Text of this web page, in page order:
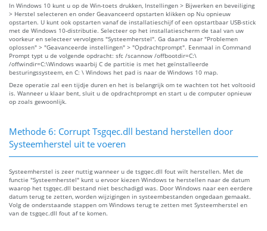
In Windows 10 kunt u op de Win-toets drukken, Instellingen > Bijwerken en beveiliging
> Herstel selecteren en onder Geavanceerd opstarten klikken op Nu opnieuw
opstarten. U kunt ook opstarten vanaf de installatieschijf of een opstartbaar USB-stick
met de Windows 10-distributie. Selecteer op het installatiescherm de taal van uw
voorkeur en selecteer vervolgens "Systeemherstel". Ga daarna naar "Problemen
oplossen" > "Geavanceerde instellingen" > "Opdrachtprompt". Eenmaal in Command
Prompt typt u de volgende opdracht: sfc /scannow /offbootdir=C:\
/offwindir=C:\Windows waarbij C de partitie is met het geïnstalleerde
besturingssysteem, en C: \ Windows het pad is naar de Windows 10 map.
Deze operatie zal een tijdje duren en het is belangrijk om te wachten tot het voltooid
is. Wanneer u klaar bent, sluit u de opdrachtprompt en start u de computer opnieuw
op zoals gewoonlijk.
Methode 6: Corrupt Tsgqec.dll bestand herstellen door
Systeemherstel uit te voeren
Systeemherstel is zeer nuttig wanneer u de tsgqec.dll fout wilt herstellen. Met de
functie "Systeemherstel" kunt u ervoor kiezen Windows te herstellen naar de datum
waarop het tsgqec.dll bestand niet beschadigd was. Door Windows naar een eerdere
datum terug te zetten, worden wijzigingen in systeembestanden ongedaan gemaakt.
Volg de onderstaande stappen om Windows terug te zetten met Systeemherstel en
van de tsgqec.dll fout af te komen.